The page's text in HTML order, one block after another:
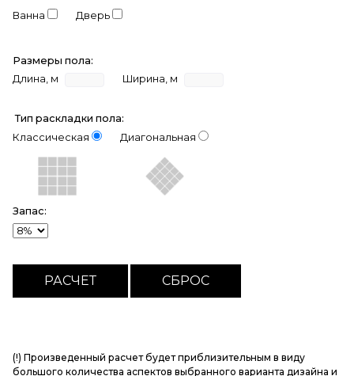
Ванна Дверь
Размеры пола:
Длина, м
Ширина, м
Тип раскладки пола:
Классическая
Диагональная
Запас:
(!) Произведенный расчет будет приблизительным в виду
большого количества аспектов выбранного варианта дизайна и